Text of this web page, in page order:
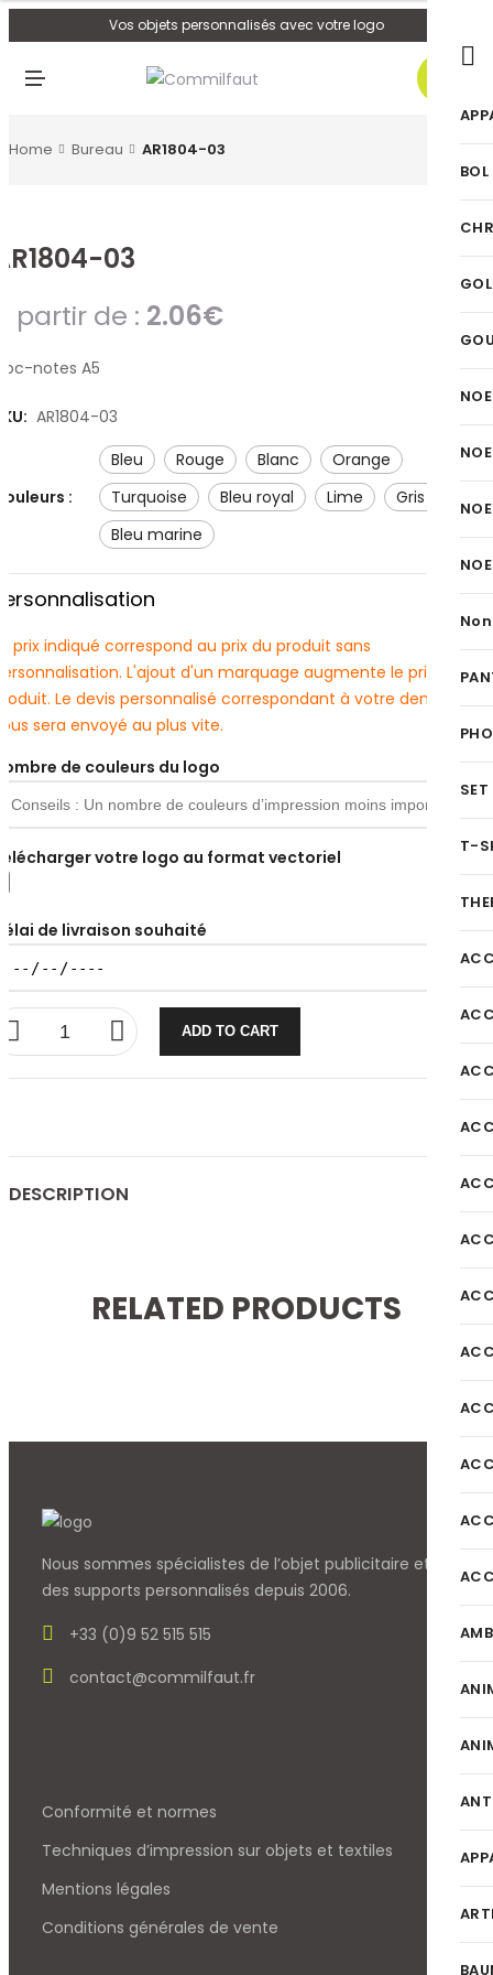
Vos objets personnalisés avec votre logo
U
0
Home Bureau AR1804-03
03
partir de : 2.06€
notes A5
AR1804-03
:
bleu rouge blanc
orange
turquoise
bleu royal lime
gris pierre
bleu marine
prix indiqué correspond au prix du produit sans
L'ajout d'un marquage augmente le prix du
Le devis personnalisé correspondant à votre demande
sera envoyé au plus vite.
de couleurs du logo
votre logo au format vectoriel
de livraison souhaité
ADD TO CART
DESCRIPTION
RELATED PRODUCTS
Nous sommes spécialistes de l’objet publicitaire et
des supports personnalisés depuis 2006.
+33 (0)9 52 515 515
contact@commilfaut.fr
Conformité et normes
Techniques d’impression sur objets et textiles
Mentions légales
Conditions générales de vente
BOL
T-